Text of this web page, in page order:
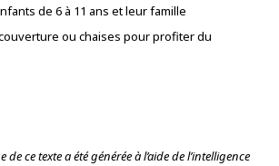
de 6 à 11 ans et leur famille
ou chaises pour profiter du
de ce texte a été générée à l’aide de l’intelligence